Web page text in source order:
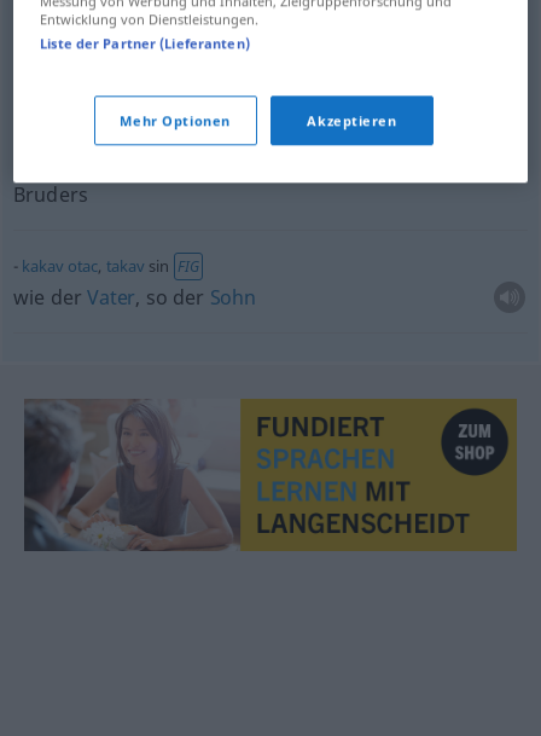
kurvinsin PEJ
nećak,zapravobratov sin
Bruders
kakav otac, takav sin FIG
wie derVater, so der Sohn
Entwicklung von Dienstleistungen.
Liste der Partner (Lieferanten)
Mehr Optionen Akzeptieren